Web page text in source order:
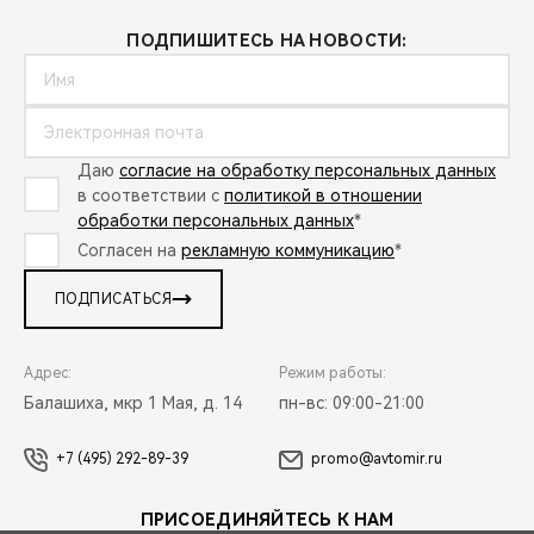
ПОДПИШИТЕСЬ НА НОВОСТИ:
Даю согласие на обработку персональных данных
в соответствии с политикой в отношении
обработки персональных данных*
Согласен на рекламную коммуникацию*
ПОДПИСАТЬСЯ
Адрес:
Балашиха, мкр 1 Мая, д. 14
Режим работы:
пн-вс: 09:00-21:00
+7 (495) 292-89-39 promo@avtomir.ru
ПРИСОЕДИНЯЙТЕСЬ К НАМ